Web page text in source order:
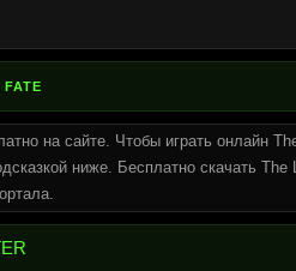
на сайте. Чтобы играть онлайн
ниже. Бесплатно скачать The